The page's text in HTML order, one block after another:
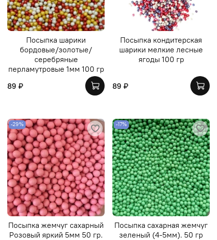
Посыпка шарики
бордовые/золотые/
серебряные
перламутровые 1мм 100 гр
89 ₽
Посыпка кондитерская
шарики мелкие лесные
ягоды 100 гр
89 ₽
-29%
Посыпка жемчуг сахарный
Розовый яркий 5мм 50 гр.
-17%
Посыпка сахарная жемчуг
зеленый (4-5мм). 50 гр